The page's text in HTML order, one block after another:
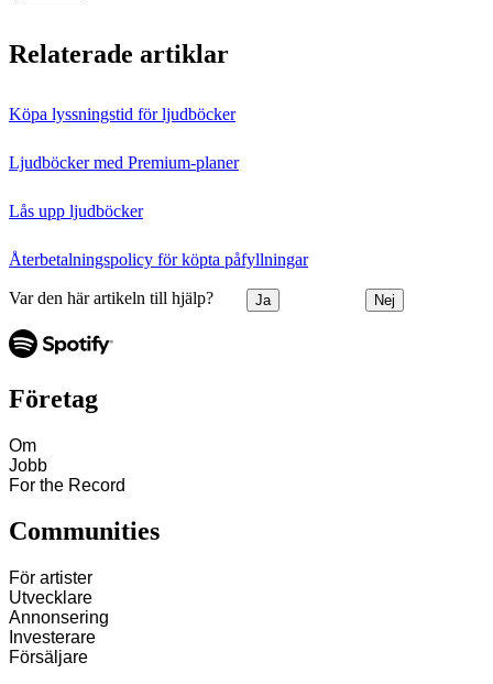
Relaterade artiklar
Köpa lyssningstid för ljudböcker
Ljudböcker med Premium‑planer
Lås upp ljudböcker
Återbetalningspolicy för köpta påfyllningar
Var den här artikeln till hjälp? Ja Nej
Företag
Om
Jobb
For the Record
Communities
För artister
Utvecklare
Annonsering
Investerare
Försäljare